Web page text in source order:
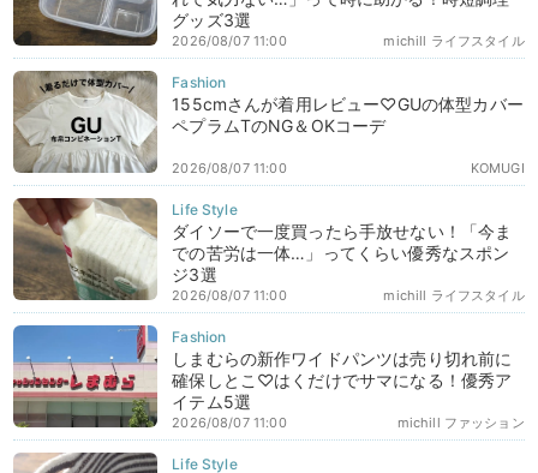
グッズ3選
michill ライフスタイル
2026/08/07 11:00
155cmさんが着用レビュー♡GUの体型カバー
ペプラムTのNG＆OKコーデ
KOMUGI
2026/08/07 11:00
ダイソーで一度買ったら手放せない！「今ま
での苦労は一体…」ってくらい優秀なスポン
ジ3選
michill ライフスタイル
2026/08/07 11:00
しまむらの新作ワイドパンツは売り切れ前に
確保しとこ♡はくだけでサマになる！優秀ア
イテム5選
michill ファッション
2026/08/07 11:00